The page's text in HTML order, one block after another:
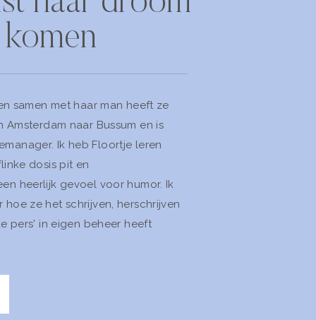
samen met haar man heeft ze
naar Bussum en is
Ik heb Floortje leren
dosis pit en
heerlijk gevoel voor humor. Ik
ze het schrijven, herschrijven
pers' in eigen beheer heeft